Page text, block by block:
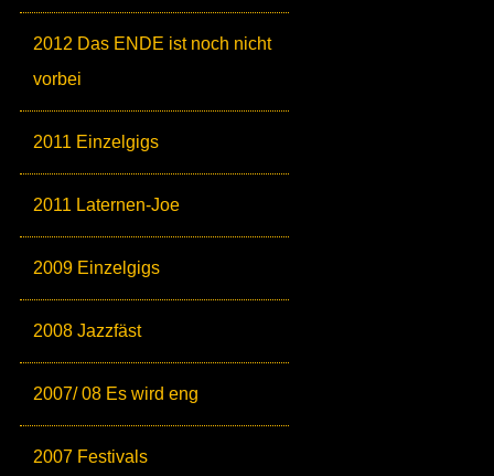
2012 Das ENDE ist noch nicht
vorbei
2011 Einzelgigs
2011 Laternen-Joe
2009 Einzelgigs
2008 Jazzfäst
2007/ 08 Es wird eng
2007 Festivals